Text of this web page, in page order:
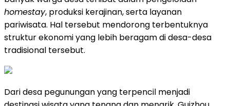
homestay, produksi kerajinan, serta layanan
pariwisata. Hal tersebut mendorong terbentuknya
struktur ekonomi yang lebih beragam di desa-desa
tradisional tersebut.
Dari desa pegunungan yang terpencil menjadi